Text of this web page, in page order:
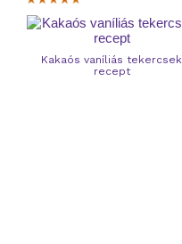
Kakaós vaníliás tekercsek
recept